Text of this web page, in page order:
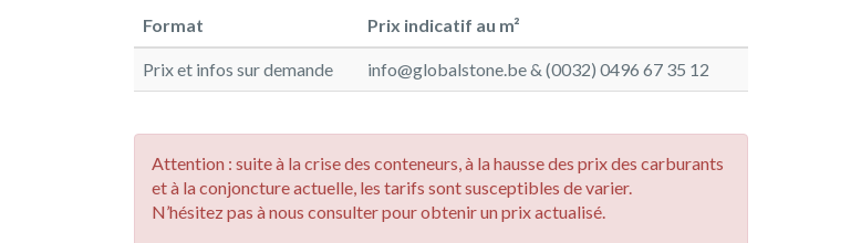
Format Prix indicatif au m²
Prix et infos sur demande info@globalstone.be & (0032) 0496 67 35 12
Attention : suite à la crise des conteneurs, à la hausse des prix des carburants
et à la conjoncture actuelle, les tarifs sont susceptibles de varier.
N’hésitez pas à nous consulter pour obtenir un prix actualisé.